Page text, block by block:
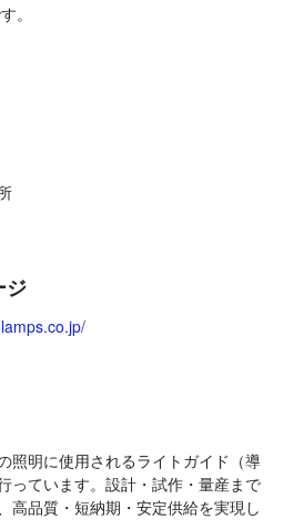
。
ジ
照明に使用されるライトガイド（導
っています。設計・試作・量産まで
高品質・短納期・安定供給を実現し